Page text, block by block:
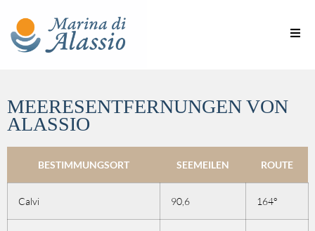
MEERESENTFERNUNGEN VON
ALASSIO
BESTIMMUNGSORT SEEMEILEN ROUTE
Calvi 90,6 164°